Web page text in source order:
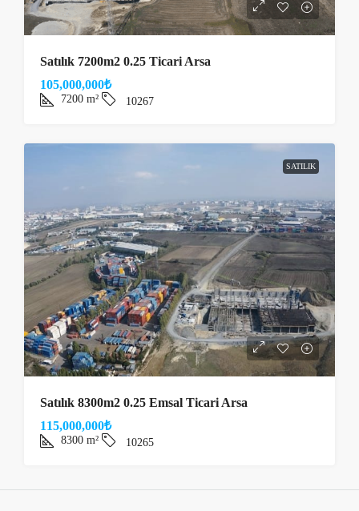
Satılık 7200m2 0.25 Ticari Arsa
105,000,000₺
7200 m² 10267
SATILIK
Satılık 8300m2 0.25 Emsal Ticari Arsa
115,000,000₺
8300 m² 10265